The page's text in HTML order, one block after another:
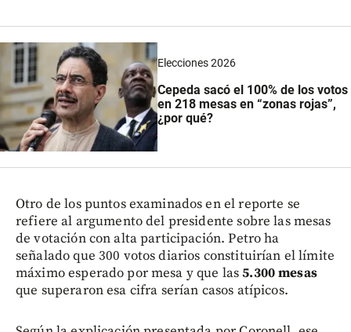
Elecciones 2026
Cepeda sacó el 100% de los votos
en 218 mesas en “zonas rojas”,
¿por qué?
Otro de los puntos examinados en el reporte se
refiere al argumento del presidente sobre las mesas
de votación con alta participación. Petro ha
señalado que 300 votos diarios constituirían el límite
máximo esperado por mesa y que las5.300 mesas
que superaron esa cifra serían casos atípicos.